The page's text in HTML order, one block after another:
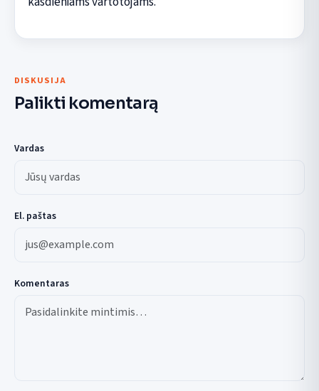
DISKUSIJA
Palikti komentarą
Vardas
El. paštas
Komentaras